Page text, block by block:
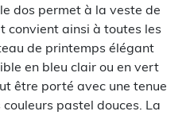
dos permet à la veste de
convient ainsi à toutes les
de printemps élégant
en bleu clair ou en vert
être porté avec une tenue
pastel douces. La